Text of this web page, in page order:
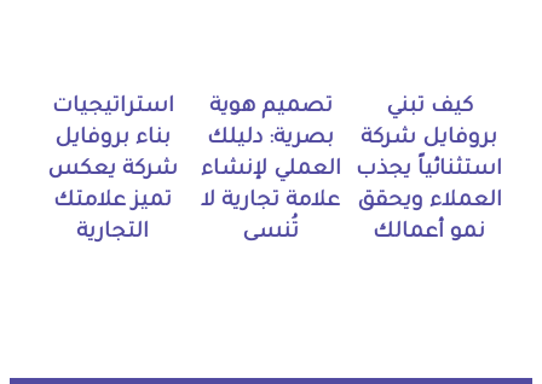
كيف تبني
بروفايل شركة
استثنائياً يجذب
العملاء ويحقق
نمو أعمالك
تصميم هوية
بصرية: دليلك
العملي لإنشاء
علامة تجارية لا
تُنسى
استراتيجيات
بناء بروفايل
شركة يعكس
تميز علامتك
التجارية